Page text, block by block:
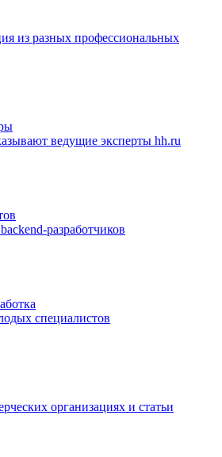
из разных профессиональных
ведущие эксперты hh.ru
разработчиков
специалистов
организациях и статьи